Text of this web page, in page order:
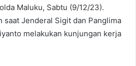
Maluku, Sabtu (9/12/23).
saat Jenderal Sigit dan Panglima
melakukan kunjungan kerja